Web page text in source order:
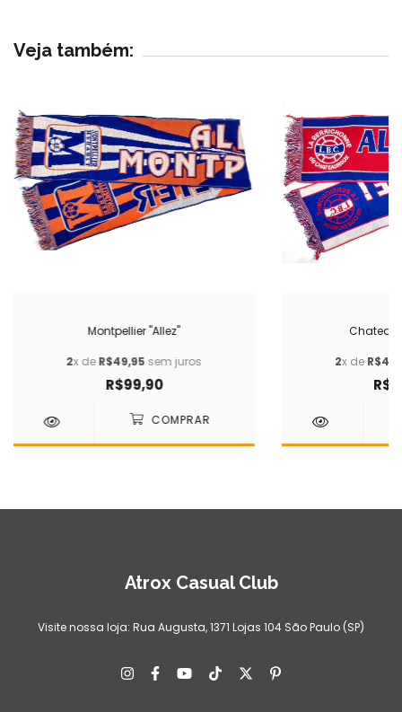
Veja também:
Montpellier "Allez"
2x deR$49,95 sem juros
R$99,90
2x de
Atrox Casual Club
Visite nossa loja: Rua Augusta, 1371 Lojas 104 São Paulo (SP)